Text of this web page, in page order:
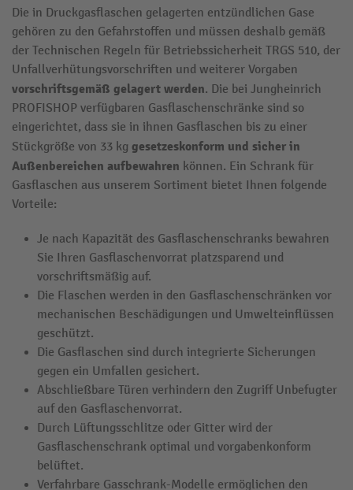
Die in Druckgasflaschen gelagerten entzündlichen Gase
gehören zu den Gefahrstoffen und müssen deshalb gemäß
der Technischen Regeln für Betriebssicherheit TRGS 510, der
Unfallverhütungsvorschriften und weiterer Vorgaben
vorschriftsgemäß gelagert werden. Die bei Jungheinrich
PROFISHOP verfügbaren Gasflaschenschränke sind so
eingerichtet, dass sie in ihnen Gasflaschen bis zu einer
Stückgröße von 33 kg gesetzeskonform und sicher in
Außenbereichen aufbewahren können. Ein Schrank für
Gasflaschen aus unserem Sortiment bietet Ihnen folgende
Vorteile:
Je nach Kapazität des Gasflaschenschranks bewahren
Sie Ihren Gasflaschenvorrat platzsparend und
vorschriftsmäßig auf.
Die Flaschen werden in den Gasflaschenschränken vor
mechanischen Beschädigungen und Umwelteinflüssen
geschützt.
Die Gasflaschen sind durch integrierte Sicherungen
gegen ein Umfallen gesichert.
Abschließbare Türen verhindern den Zugriff Unbefugter
auf den Gasflaschenvorrat.
Durch Lüftungsschlitze oder Gitter wird der
Gasflaschenschrank optimal und vorgabenkonform
belüftet.
Verfahrbare Gasschrank-Modelle ermöglichen den